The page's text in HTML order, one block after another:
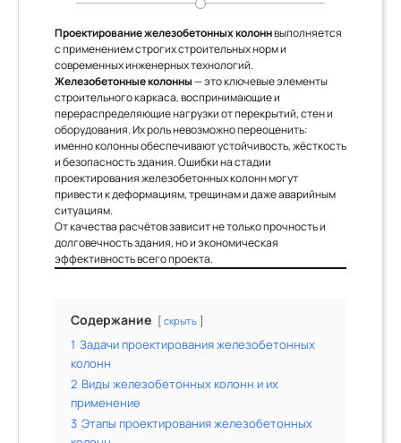
Проектирование железобетонных колоннвыполняется
с применением строгих строительных норм и
современных инженерных технологий.
Железобетонные колонны— это ключевые элементы
строительного каркаса, воспринимающие и
перераспределяющие нагрузки от перекрытий, стен и
оборудования. Их роль невозможно переоценить:
именно колонны обеспечивают устойчивость, жёсткость
и безопасность здания. Ошибки на стадии
проектирования железобетонных колонн могут
привести к деформациям, трещинам и даже аварийным
ситуациям.
От качества расчётов зависит не только прочность и
долговечность здания, но и экономическая
эффективность всего проекта.
Содержание скрыть
1 Задачи проектирования железобетонных
колонн
2 Виды железобетонных колонн и их
применение
3 Этапы проектирования железобетонных